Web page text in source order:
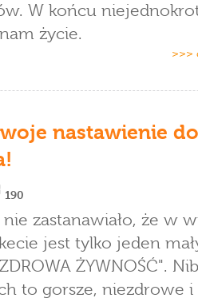
W końcu
życie.
>>>
nastawienie do
190
zastanawiało, że w
jest tylko jeden
ŻYWNOŚĆ".
to gorsze, niezdrowe i